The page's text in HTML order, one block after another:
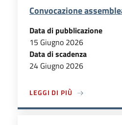
Convocazione
Data di pubblicazione
15 Giugno 2026
Data di scadenza
24 Giugno 2026
LEGGI DI PIÙA PROPOSITO